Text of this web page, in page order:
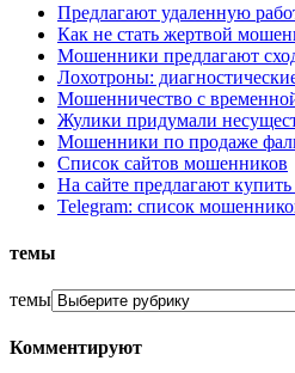
Предлагают удаленную
Как не стать жертвой
Мошенники предлагают
Лохотроны:
Мошенничество с
Жулики придумали
Мошенники по продаже
Список сайтов мошенников
На сайте предлагают
Telegram: список
темы
темы
Комментируют